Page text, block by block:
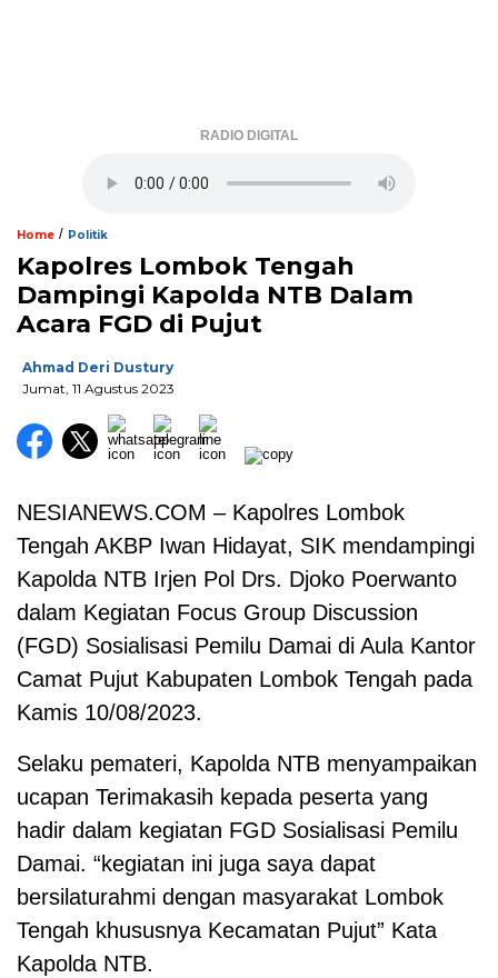
RADIO DIGITAL
Home / Politik
Kapolres Lombok Tengah
Dampingi Kapolda NTB Dalam
Acara FGD di Pujut
Ahmad Deri Dustury
Jumat, 11 Agustus 2023
NESIANEWS.COM – Kapolres Lombok
Tengah AKBP Iwan Hidayat, SIK mendampingi
Kapolda NTB Irjen Pol Drs. Djoko Poerwanto
dalam Kegiatan Focus Group Discussion
(FGD) Sosialisasi Pemilu Damai di Aula Kantor
Camat Pujut Kabupaten Lombok Tengah pada
Kamis 10/08/2023.
Selaku pemateri, Kapolda NTB menyampaikan
ucapan Terimakasih kepada peserta yang
hadir dalam kegiatan FGD Sosialisasi Pemilu
Damai. “kegiatan ini juga saya dapat
bersilaturahmi dengan masyarakat Lombok
Tengah khususnya Kecamatan Pujut” Kata
Kapolda NTB.